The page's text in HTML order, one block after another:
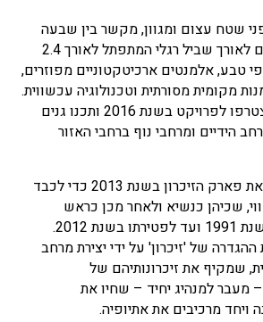
שטח עצום ומגוון, מקשר בין שבעה
ביתנים וחמישה מבנים לאורך שביל רגלי המתפתל לאורך 2.4
טבע, אלמנטים ארכיטקטוניים מפוזרים,
מקומית מסורתית וטכנולוגיה עכשווית.
Vogt Landscape הצטרפו לפרויקט בשנת 2016 ותכנו גנים
הידיים ומרחבי נוף ברחבי האזור
קרן מלס זנאווי יזמה את פארק הזיכרון בשנת 2013 כדי לכבד
שכיהן כנשיא ולאחר מכן כראש
ממשלה באתיופיה משנת 1991 ועד לפטירתו בשנת 2012.
של 'זיכרון' על ידי יצירת מרחב
שמקיף את זיכרונותיהם של
– מעבר למנהיג יחיד – שחיו את
ויחד מרכיבים את אתיופיה.